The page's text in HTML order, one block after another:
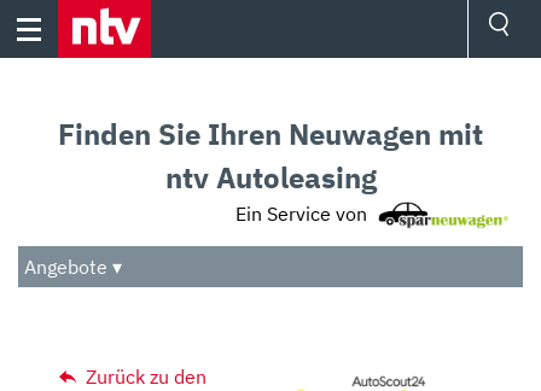
Skip
Audio
Das Beste
Finden Sie Ihren Neuwagen mit
ntv Autoleasing
Ein Service von
Angebote ▾
Zurück zu den